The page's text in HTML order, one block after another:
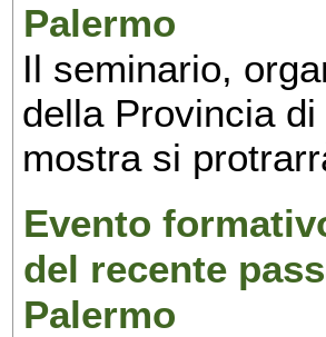
Palermo
Il seminario,
della Provincia
mostra si
Evento
del recente
Palermo